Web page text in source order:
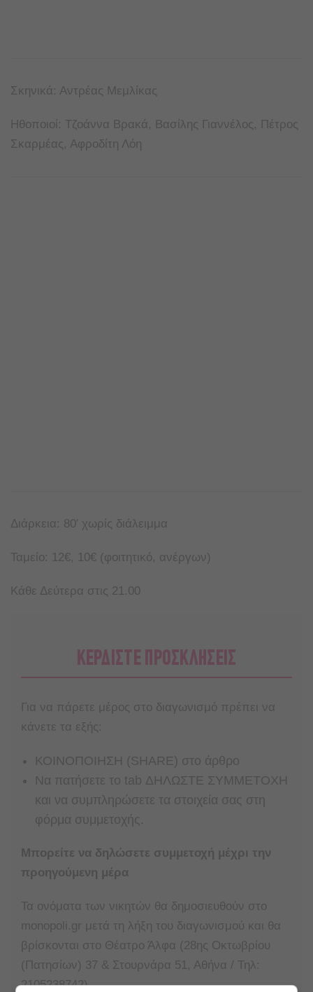
Σκηνικά: Αντρέας Μεμλίκας
Ηθοποιοί: Τζοάννα Βρακά, Βασίλης Γιαννέλος, Πέτρος
Σκαρμέας, Αφροδίτη Λόη
Διάρκεια: 80′ χωρίς διάλειμμα
Ταμείο: 12€, 10€ (φοιτητικό, ανέργων)
Κάθε Δεύτερα στις 21.00
ΚΕΡΔΙΣΤΕ ΠΡΟΣΚΛΗΣΕΙΣ
Για να πάρετε μέρος στο διαγωνισμό πρέπει να
κάνετε τα εξής:
ΚΟΙΝΟΠΟΙΗΣΗ (SHARE) στο άρθρο
Nα πατήσετε το tab ΔΗΛΩΣΤΕ ΣΥΜΜΕΤΟΧΗ
και να συμπληρώσετε τα στοιχεία σας στη
φόρμα συμμετοχής.
Μπορείτε να δηλώσετε συμμετοχή μέχρι την
προηγούμενη μέρα
Τα ονόματα των νικητών θα δημοσιευθούν στο
monopoli.gr μετά τη λήξη του διαγωνισμού και θα
βρίσκονται στο Θέατρο Άλφα (28ης Οκτωβρίου
(Πατησίων) 37 & Στουρνάρα 51, Αθήνα / Τηλ:
2105238742)